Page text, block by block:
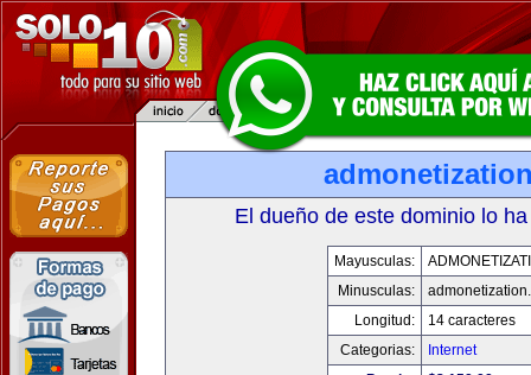
El dueño de este dominio lo
Mayusculas:
Minusculas:
Longitud:
14 caracteres
Categorias:
Internet